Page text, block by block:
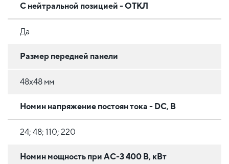
С нейтральной позицией - ОТКЛ
Да
Размер передней панели
48х48 мм
Номин напряжение постоян тока - DC, В
24; 48; 110; 220
Номин мощность при AC-3 400 В, кВт